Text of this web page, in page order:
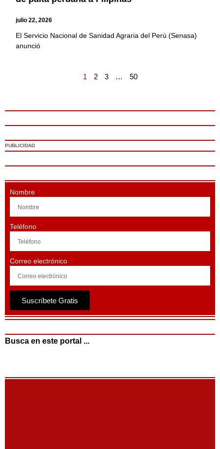
julio 22, 2026
El Servicio Nacional de Sanidad Agraria del Perú (Senasa)
anunció
1 2 3 … 50
PUBLICIDAD
Nombre
Teléfono
Correo electrónico
Suscríbete Gratis
Busca en este portal ...